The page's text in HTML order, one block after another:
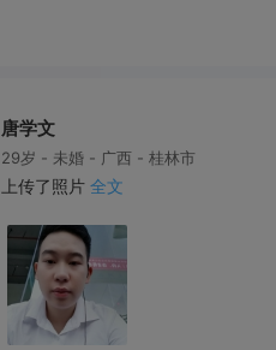
唐学文
29岁 - 未婚 - 广西 - 桂林市
上传了照片 全文